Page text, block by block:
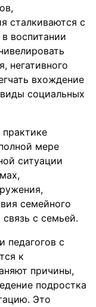
сталкиваются с
воспитании
негативного
вхождение
социальных
мере
ситуации
семейного
с семьей.
педагогов с
к
причины,
подростка
Это